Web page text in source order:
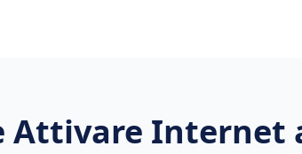
Attivare Internet